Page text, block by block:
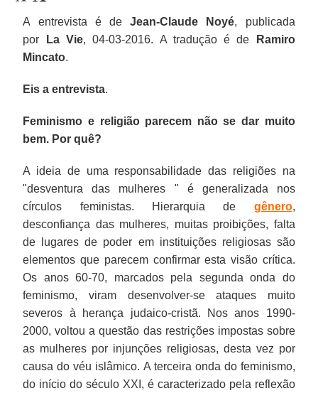
A entrevista é deJean-Claude Noyé, publicada
por
La Vie, 04-03-2016. A tradução é de
Ramiro
Mincato.
Eis a entrevista.
Feminismo e religião parecem não se dar muito
bem. Por quê?
A ideia de uma responsabilidade das religiões na
"desventura das mulheres " é generalizada nos
círculos feministas. Hierarquia de gênero,
desconfiança das mulheres, muitas proibições, falta
de lugares de poder em instituições religiosas são
elementos que parecem confirmar esta visão crítica.
Os anos 60-70, marcados pela segunda onda do
feminismo, viram desenvolver-se ataques muito
severos à herança judaico-cristã. Nos anos 1990-
2000, voltou a questão das restrições impostas sobre
as mulheres por injunções religiosas, desta vez por
causa do véu islâmico. A terceira onda do feminismo,
do início do século XXI, é caracterizado pela reflexão